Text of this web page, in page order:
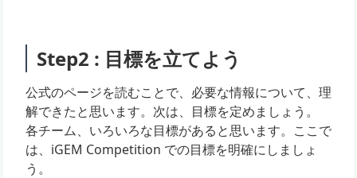
Step2 : 目標を立てよう
公式のページを読むことで、必要な情報について、理
解できたと思います。次は、目標を定めましょう。
各チーム、いろいろな目標があると思います。ここで
は、iGEM Competition での目標を明確にしましょ
う。